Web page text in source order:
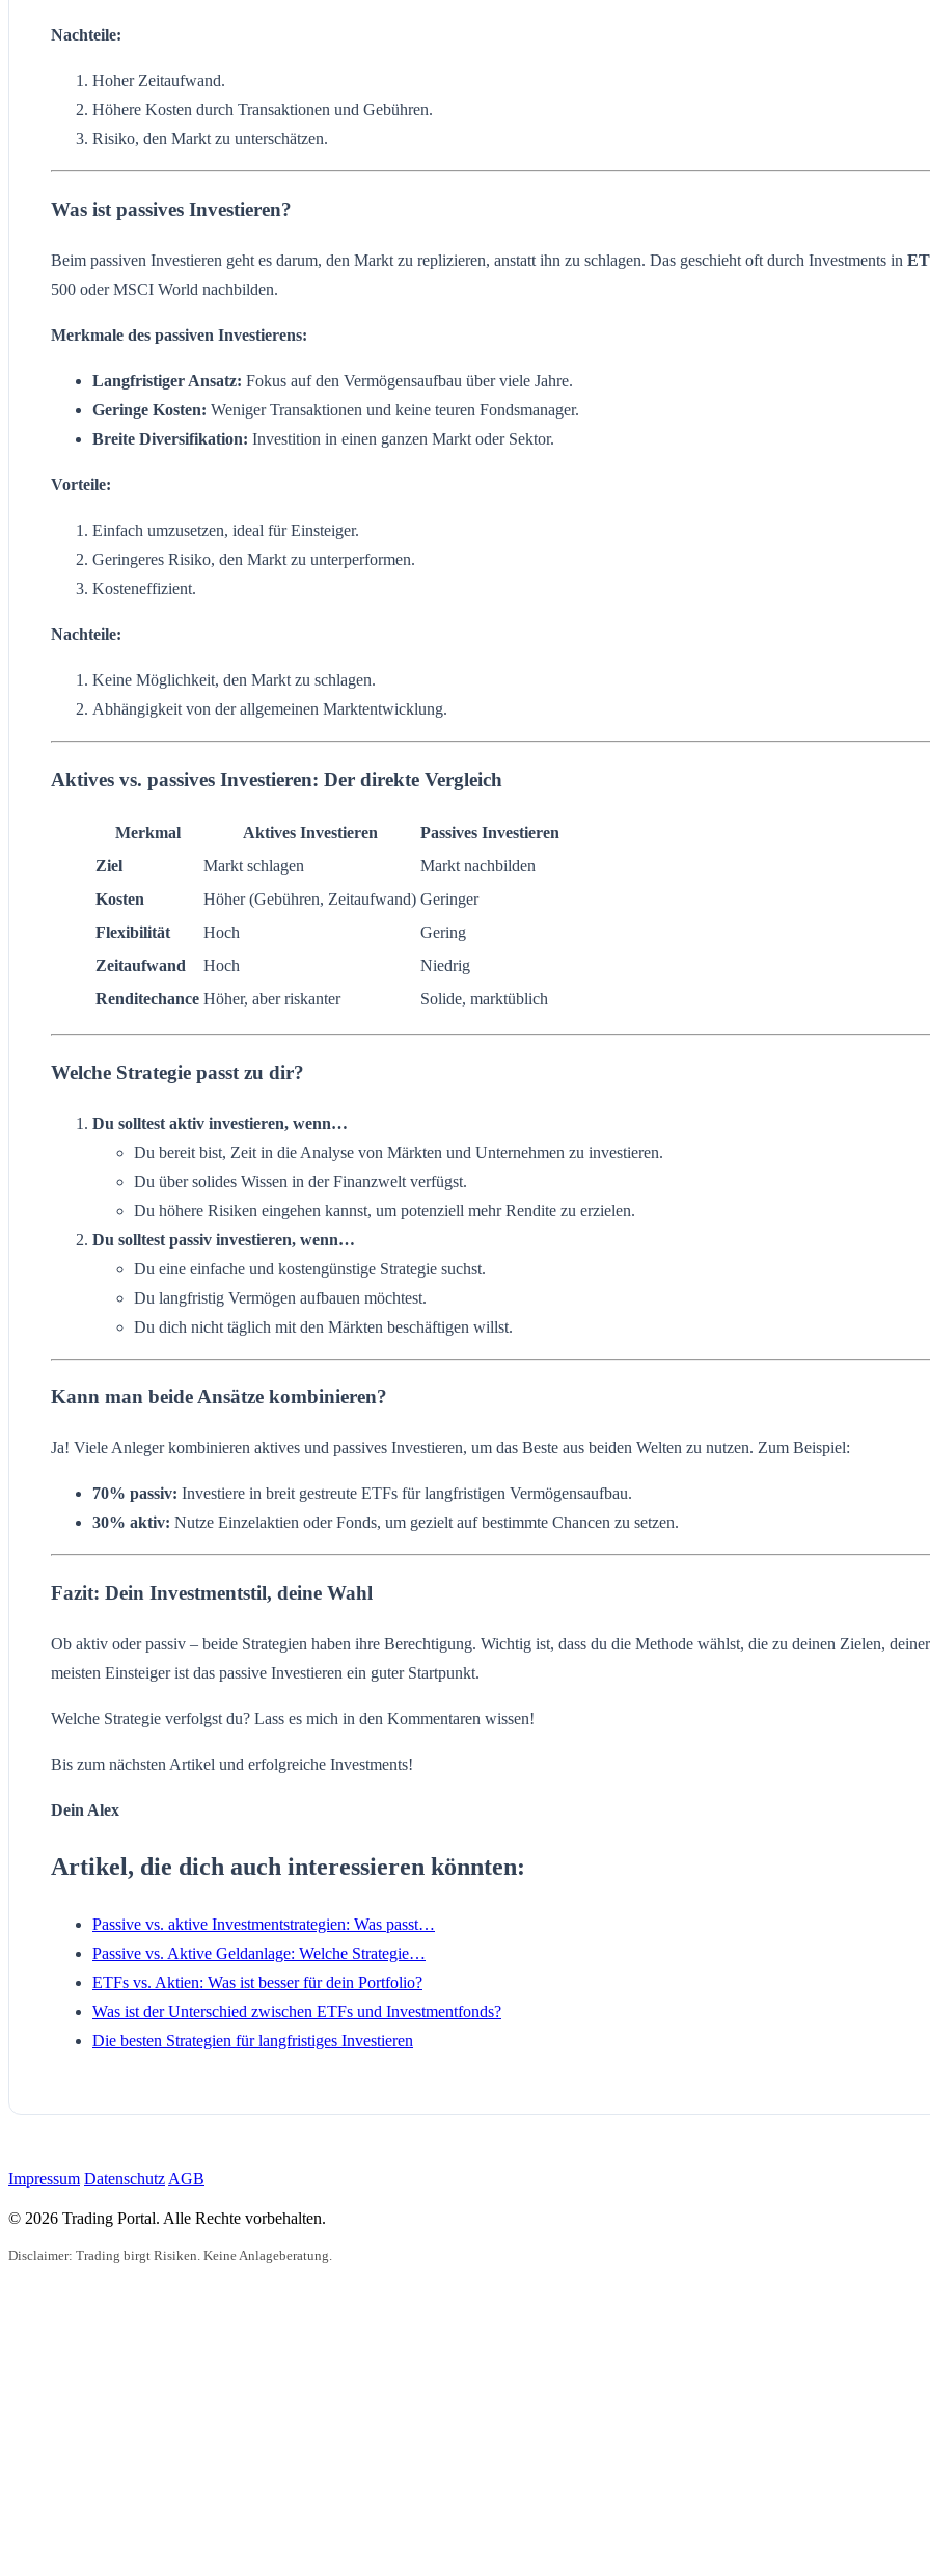
Nachteile:
Hoher Zeitaufwand.
Höhere Kosten durch Transaktionen und Gebühren.
Risiko, den Markt zu unterschätzen.
Was ist passives Investieren?
Beim passiven Investieren geht es darum, den Markt zu replizieren, anstatt ihn zu schlagen. Das geschieht oft durch Investments in
500 oder MSCI World nachbilden.
Merkmale des passiven Investierens:
Langfristiger Ansatz: Fokus auf den Vermögensaufbau über viele Jahre.
Geringe Kosten: Weniger Transaktionen und keine teuren Fondsmanager.
Breite Diversifikation: Investition in einen ganzen Markt oder Sektor.
Vorteile:
Einfach umzusetzen, ideal für Einsteiger.
Geringeres Risiko, den Markt zu unterperformen.
Kosteneffizient.
Nachteile:
Keine Möglichkeit, den Markt zu schlagen.
Abhängigkeit von der allgemeinen Marktentwicklung.
Aktives vs. passives Investieren: Der direkte Vergleich
Merkmal Aktives Investieren
Passives Investieren
Ziel
Markt schlagen
Markt nachbilden
Kosten
Höher (Gebühren, Zeitaufwand) Geringer
Flexibilität
Hoch
Gering
Zeitaufwand
Hoch
Niedrig
Renditechance Höher, aber riskanter Solide, marktüblich
Welche Strategie passt zu dir?
Du solltest aktiv investieren, wenn…
Du bereit bist, Zeit in die Analyse von Märkten und Unternehmen zu investieren.
Du über solides Wissen in der Finanzwelt verfügst.
Du höhere Risiken eingehen kannst, um potenziell mehr Rendite zu erzielen.
Du solltest passiv investieren, wenn…
Du eine einfache und kostengünstige Strategie suchst.
Du langfristig Vermögen aufbauen möchtest.
Du dich nicht täglich mit den Märkten beschäftigen willst.
Kann man beide Ansätze kombinieren?
Ja! Viele Anleger kombinieren aktives und passives Investieren, um das Beste aus beiden Welten zu nutzen. Zum Beispiel:
70% passiv: Investiere in breit gestreute ETFs für langfristigen Vermögensaufbau.
30% aktiv: Nutze Einzelaktien oder Fonds, um gezielt auf bestimmte Chancen zu setzen.
Fazit: Dein Investmentstil, deine Wahl
Ob aktiv oder passiv – beide Strategien haben ihre Berechtigung. Wichtig ist, dass du die Methode wählst, die zu deinen Zielen,
meisten Einsteiger ist das passive Investieren ein guter Startpunkt.
Welche Strategie verfolgst du? Lass es mich in den Kommentaren wissen!
Bis zum nächsten Artikel und erfolgreiche Investments!
Dein Alex
Artikel, die dich auch interessieren könnten:
Passive vs. aktive Investmentstrategien: Was passt…
Passive vs. Aktive Geldanlage: Welche Strategie…
ETFs vs. Aktien: Was ist besser für dein Portfolio?
Was ist der Unterschied zwischen ETFs und Investmentfonds?
Die besten Strategien für langfristiges Investieren
Impressum Datenschutz AGB
© 2026 Trading Portal. Alle Rechte vorbehalten.
Disclaimer: Trading birgt Risiken. Keine Anlageberatung.